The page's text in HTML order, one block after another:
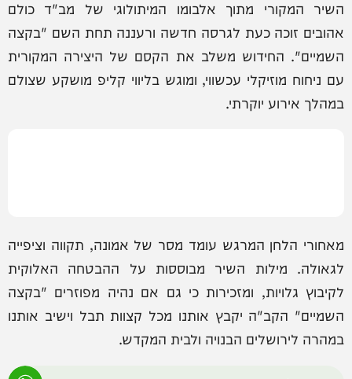
השיר המקורי מתוך אלבומו המיתולוגי של מב"ד כולם
אהובים זוכה כעת לגרסה חדשה ורעננה תחת השם "בקצה
השמיים". החידוש משלב את הקסם של היצירה המקורית
עם ניחוח מוזיקלי עכשווי, ומוגש בליווי קליפ מושקע שצולם
במהלך אירוע יוקרתי.
מאחורי הלחן המרגש עומד מסר של אמונה, תקווה וציפייה
לגאולה. מילות השיר מבוססות על ההבטחה האלוקית
לקיבוץ גלויות, ומזכירות כי גם אם נהיה מפוזרים "בקצה
השמיים" הקב"ה יקבץ אותנו מכל קצוות תבל וישיב אותנו
במהרה לירושלים הבנויה ולבית המקדש.